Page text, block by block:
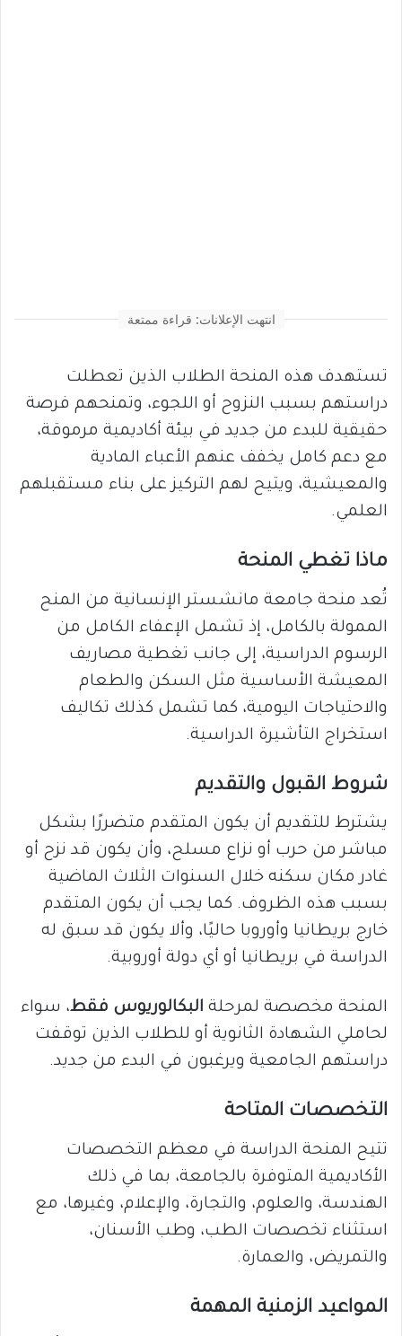
انتهت الإعلانات: قراءة ممتعة
تستهدف هذه المنحة الطلاب الذين تعطلت
دراستهم بسبب النزوح أو اللجوء، وتمنحهم فرصة
حقيقية للبدء من جديد في بيئة أكاديمية مرموقة،
مع دعم كامل يخفف عنهم الأعباء المادية
والمعيشية، ويتيح لهم التركيز على بناء مستقبلهم
العلمي.
ماذا تغطي المنحة
تُعد منحة جامعة مانشستر الإنسانية من المنح
الممولة بالكامل، إذ تشمل الإعفاء الكامل من
الرسوم الدراسية، إلى جانب تغطية مصاريف
المعيشة الأساسية مثل السكن والطعام
والاحتياجات اليومية، كما تشمل كذلك تكاليف
استخراج التأشيرة الدراسية.
شروط القبول والتقديم
يشترط للتقديم أن يكون المتقدم متضررًا بشكل
مباشر من حرب أو نزاع مسلح، وأن يكون قد نزح أو
غادر مكان سكنه خلال السنوات الثلاث الماضية
بسبب هذه الظروف. كما يجب أن يكون المتقدم
خارج بريطانيا وأوروبا حاليًا، وألا يكون قد سبق له
الدراسة في بريطانيا أو أي دولة أوروبية.
المنحة مخصصة لمرحلة البكالوريوس فقط، سواء
لحاملي الشهادة الثانوية أو للطلاب الذين توقفت
دراستهم الجامعية ويرغبون في البدء من جديد.
التخصصات المتاحة
تتيح المنحة الدراسة في معظم التخصصات
الأكاديمية المتوفرة بالجامعة، بما في ذلك
الهندسة، والعلوم، والتجارة، والإعلام، وغيرها، مع
استثناء تخصصات الطب، وطب الأسنان،
والتمريض، والعمارة.
المواعيد الزمنية المهمة